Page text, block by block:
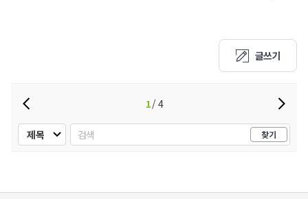
글쓰기
1 4
찾기